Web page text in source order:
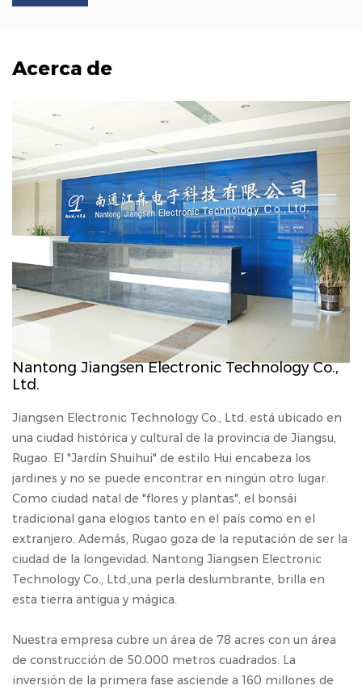
Acerca de
Nantong Jiangsen Electronic Technology Co.,
Ltd.
Jiangsen Electronic Technology Co., Ltd. está ubicado en
una ciudad histórica y cultural de la provincia de Jiangsu,
Rugao. El "Jardín Shuihui" de estilo Hui encabeza los
jardines y no se puede encontrar en ningún otro lugar.
Como ciudad natal de "flores y plantas", el bonsái
tradicional gana elogios tanto en el país como en el
extranjero. Además, Rugao goza de la reputación de ser la
ciudad de la longevidad. Nantong Jiangsen Electronic
Technology Co., Ltd.,una perla deslumbrante, brilla en
esta tierra antigua y mágica.
Nuestra empresa cubre un área de 78 acres con un área
de construcción de 50.000 metros cuadrados. La
inversión de la primera fase asciende a 160 millones de